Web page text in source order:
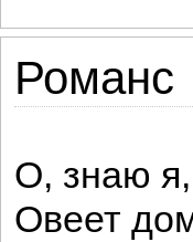
Романс
О, знаю я,
Овеет